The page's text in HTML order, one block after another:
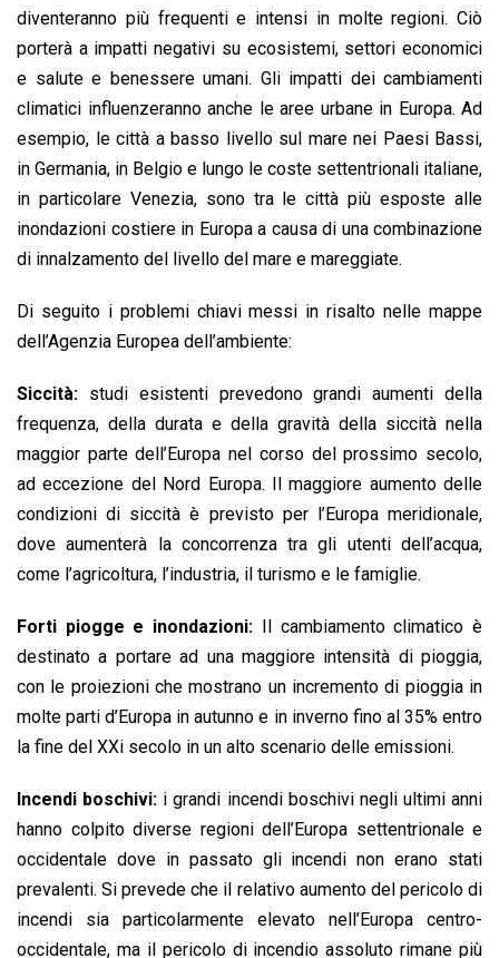
diventeranno più frequenti e intensi in molte regioni. Ciò
porterà a impatti negativi su ecosistemi, settori economici
e salute e benessere umani. Gli impatti dei cambiamenti
climatici influenzeranno anche le aree urbane in Europa. Ad
esempio, le città a basso livello sul mare nei Paesi Bassi,
in Germania, in Belgio e lungo le coste settentrionali italiane,
in particolare Venezia, sono tra le città più esposte alle
inondazioni costiere in Europa a causa di una combinazione
di innalzamento del livello del mare e mareggiate.
Di seguito i problemi chiavi messi in risalto nelle mappe
dell’Agenzia Europea dell’ambiente:
Siccità: studi esistenti prevedono grandi aumenti della
frequenza, della durata e della gravità della siccità nella
maggior parte dell’Europa nel corso del prossimo secolo,
ad eccezione del Nord Europa. Il maggiore aumento delle
condizioni di siccità è previsto per l’Europa meridionale,
dove aumenterà la concorrenza tra gli utenti dell’acqua,
come l’agricoltura, l’industria, il turismo e le famiglie.
Forti piogge e inondazioni: Il cambiamento climatico è
destinato a portare ad una maggiore intensità di pioggia,
con le proiezioni che mostrano un incremento di pioggia in
molte parti d’Europa in autunno e in inverno fino al 35% entro
la fine del XXi secolo in un alto scenario delle emissioni.
Incendi boschivi: i grandi incendi boschivi negli ultimi anni
hanno colpito diverse regioni dell’Europa settentrionale e
occidentale dove in passato gli incendi non erano stati
prevalenti. Si prevede che il relativo aumento del pericolo di
incendi sia particolarmente elevato nell’Europa centro-
occidentale, ma il pericolo di incendio assoluto rimane più